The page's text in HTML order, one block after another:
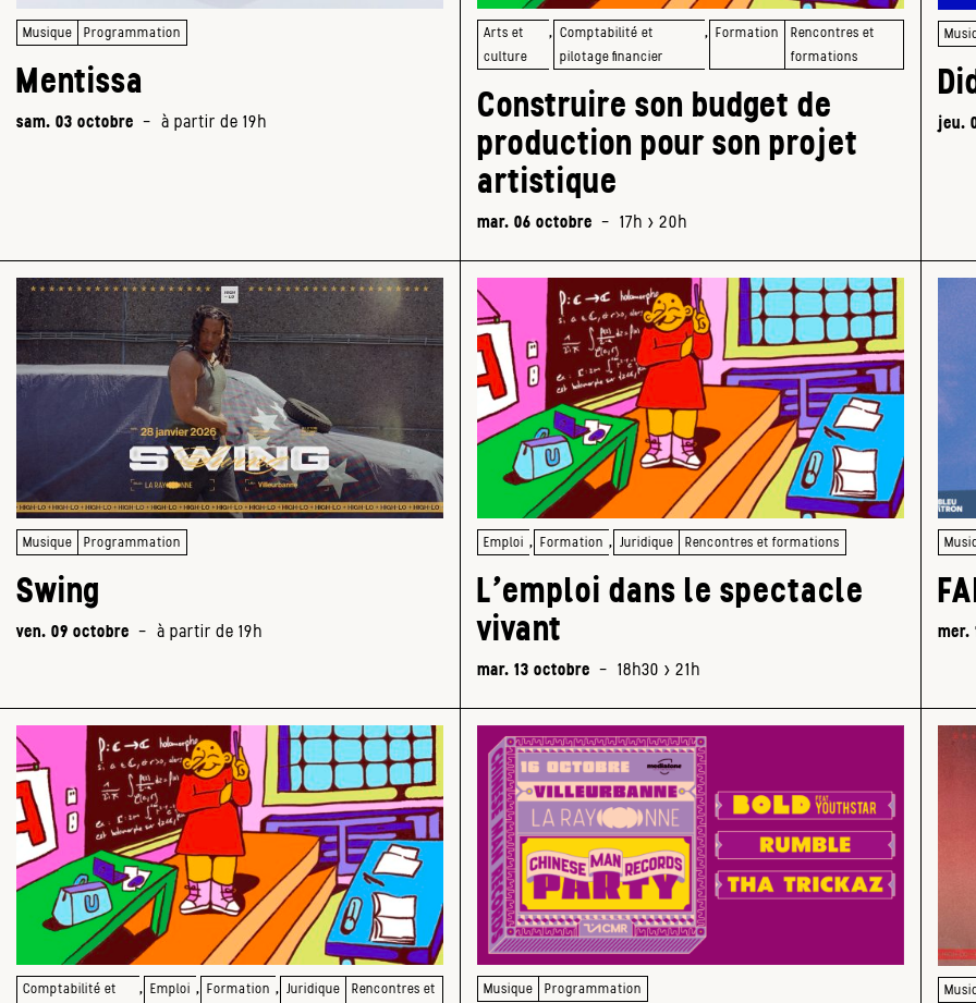
Musique Programmation
Mentissa
sam. 03 octobre - à partir de 19h
Arts et
culture
, Comptabilité et
pilotage financier
, Formation
Rencontres et
formations
Construire son budget de
production pour son projet
artistique
mar. 06 octobre - 17h > 20h
jeu.
Musique Programmation
Swing
ven. 09 octobre - à partir de 19h
Emploi , Formation , Juridique Rencontres et formations
L’emploi dans le spectacle
vivant
mar. 13 octobre - 18h30 > 21h
mer.
Comptabilité et
, Emploi , Formation , Juridique
Rencontres et
Musique Programmation